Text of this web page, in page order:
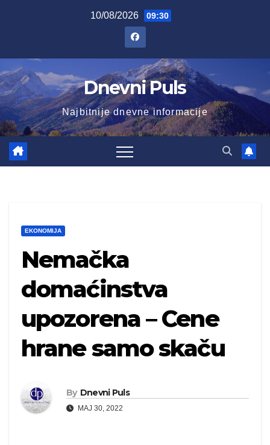
10/08/2026 09:30
Dnevni Puls
Najbitnije dnevne informacije
EKONOMIJA
Nemačka
domaćinstva
upozorena – Cene
hrane samo skaču
By Dnevni Puls
MAJ 30, 2022